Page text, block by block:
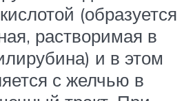
(образуется
растворимая в
и в этом
с желчью в